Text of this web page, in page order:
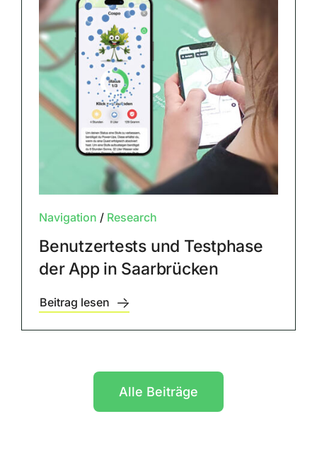
Navigation / Research
Benutzertests und Testphase
der App in Saarbrücken
Beitrag lesen
Alle Beiträge